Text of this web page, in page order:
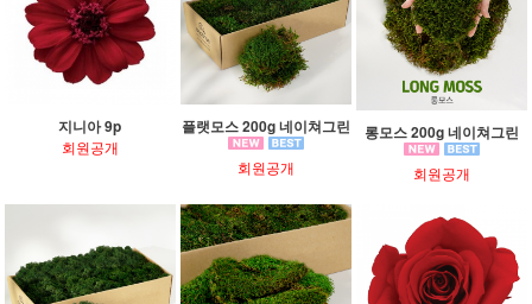
지니아 9p
회원공개
플랫모스 200g 네이쳐그린
회원공개
롱모스 200g 네이쳐그린
회원공개